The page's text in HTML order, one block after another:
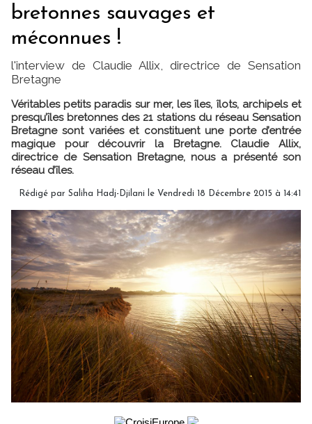
bretonnes sauvages et
méconnues !
l'interview de Claudie Allix, directrice de Sensation
Bretagne
Véritables petits paradis sur mer, les îles, îlots, archipels et
presqu’îles bretonnes des 21 stations du réseau Sensation
Bretagne sont variées et constituent une porte d’entrée
magique pour découvrir la Bretagne. Claudie Allix,
directrice de Sensation Bretagne, nous a présenté son
réseau d’îles.
Rédigé par Saliha Hadj-Djilani le Vendredi 18 Décembre 2015 à 14:41